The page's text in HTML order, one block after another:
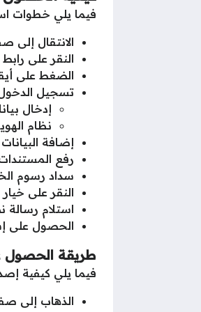
فيما يلي خطوات
الانتقال إلى
النقر على
الضغط على
تسجيل الدخول
إدخال
نظام
إضافة
رفع
سداد رسوم
النقر على خيار
استلام رسالة
الحصول على
طريقة الحصول
فيما يلي كيفية
الذهاب إلى